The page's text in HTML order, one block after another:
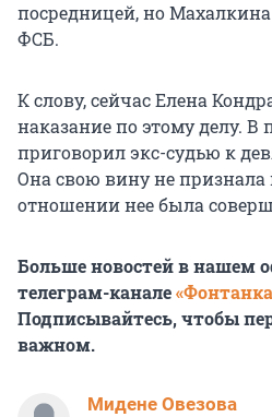
посредницей, но
ФСБ.
К слову, сейчас Елена
наказание по этому делу. В
приговорил экс-судью к
Она свою вину не признала
отношении нее была
Больше новостей в нашем
телеграм-канале
Подписывайтесь, чтобы
важном.
Мидене Овезова